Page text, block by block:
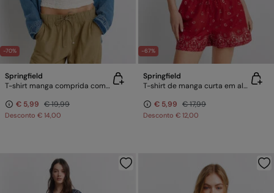
-70%
Springfield
T-shirt manga comprida com estrutura
€ 5,99 € 19,99
Desconto € 14,00
-67%
Springfield
T-shirt de manga curta em algodão "cowgirl"
€ 5,99 € 17,99
Desconto € 12,00